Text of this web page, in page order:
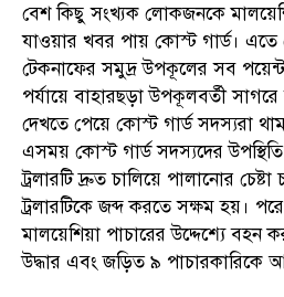
বেশ কিছু সংখ্যক লোকজনকে
যাওয়ার খবর পায় কোস্ট গার্ড। এতে
টেকনাফের সমুদ্র উপকূলের সব
পর্যায়ে বাহারছড়া উপকূলবর্তী
দেখতে পেয়ে কোস্ট গার্ড সদস্যরা
এসময় কোস্ট গার্ড সদস্যদের
ট্রলারটি দ্রুত চালিয়ে পালানোর
ট্রলারটিকে জব্দ করতে সক্ষম হয়। পরে
মালয়েশিয়া পাচারের উদ্দেশ্যে
উদ্ধার এবং জড়িত ৯ পাচারকারিকে